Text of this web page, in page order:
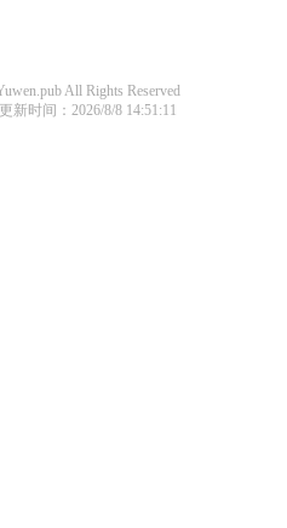
All Rights Reserved
新时间：2026/8/8 14:51:11